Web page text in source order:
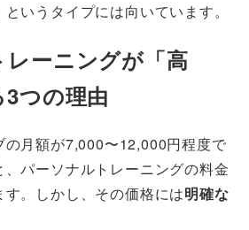
いうタイプには向いています。
ーニングが「高
つの理由
の月額が7,000〜12,000円程度で
パーソナルトレーニングの料金
。しかし、その価格には明確な